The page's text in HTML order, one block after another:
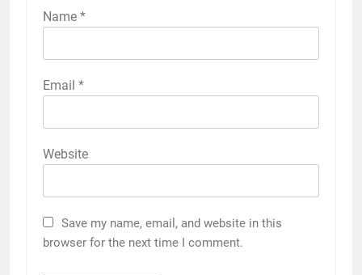
Name *
Email *
Website
Save my name, email, and website in this
browser for the next time I comment.